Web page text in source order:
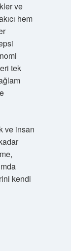
ve
hem
tek
ve insan
kendi